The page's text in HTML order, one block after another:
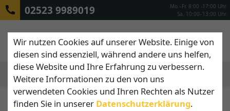
02523 9989019
Mo.–Fr. 8:00 -17:00 Uhr
Sa. 10:00–13:00 Uhr
Wir nutzen Cookies auf unserer Website. Einige von
diesen sind essenziell, während andere uns helfen,
diese Website und Ihre Erfahrung zu verbessern.
Weitere Informationen zu den von uns
verwendeten Cookies und Ihren Rechten als Nutzer
finden Sie in unserer Daten­schutz­erklärung.